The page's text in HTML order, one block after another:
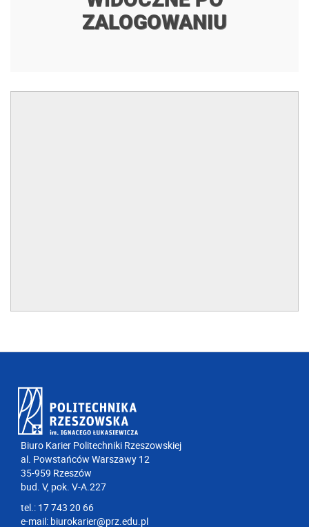
ZALOGOWANIU
Biuro Karier Politechniki Rzeszowskiej
al. Powstańców Warszawy 12
35-959 Rzeszów
bud. V, pok. V-A.227
tel.: 17 743 20 66
e-mail: biurokarier@prz.edu.pl